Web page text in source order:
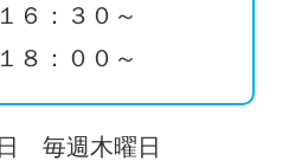
：３０～
：００～
毎週木曜日